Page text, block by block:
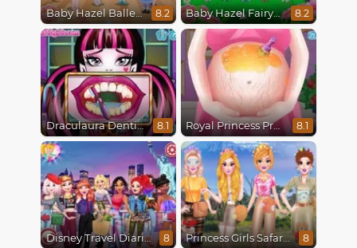
Baby Hazel Ballerina Dance 8.2 Baby Hazel Fairyland Ballet 8.2
Draculaura Dentist 8.1 Royal Princess Pregnant 8.1
Disney Travel Diaries: City Break 8 Princess Girls Safari Trip 8